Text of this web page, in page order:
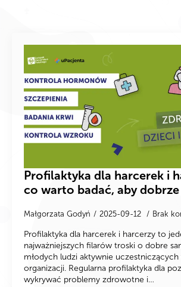
Profilaktyka dla harcerek i
co warto badać, aby
Małgorzata Godyń 2025-09-12 Brak
Profilaktyka dla harcerek i harcerzy to
najważniejszych filarów troski o dobre
młodych ludzi aktywnie uczestniczących
organizacji. Regularna profilaktyka dla
wykrywać problemy zdrowotne i…